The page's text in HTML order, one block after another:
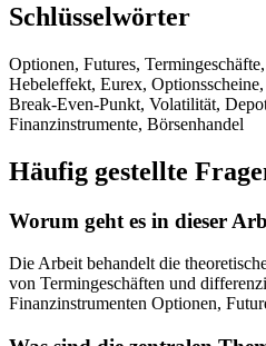
Schlüsselwörter
Optionen, Futures,
Hebeleffekt, Eurex,
Break-Even-Punkt, Volatilität,
Finanzinstrumente, Börsenhandel
Häufig gestellte
Worum geht es in dieser
Die Arbeit behandelt die
von Termingeschäften und
Finanzinstrumenten Optionen,